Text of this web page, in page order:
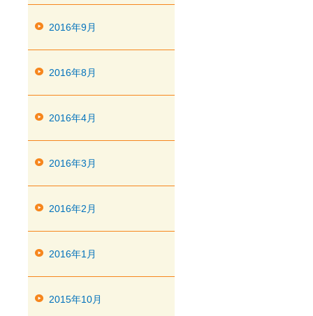
2016年9月
2016年8月
2016年4月
2016年3月
2016年2月
2016年1月
2015年10月